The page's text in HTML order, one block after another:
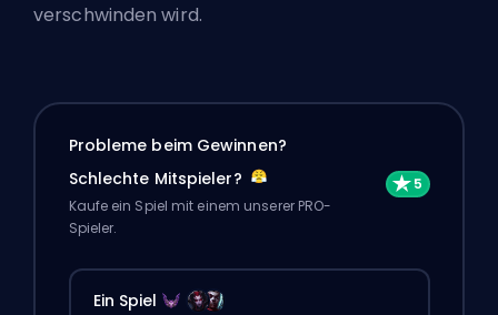
verschwinden wird.
Probleme beim Gewinnen?
Schlechte Mitspieler?
Kaufe ein Spiel mit einem unserer PRO-
Spieler.
Ein Spiel